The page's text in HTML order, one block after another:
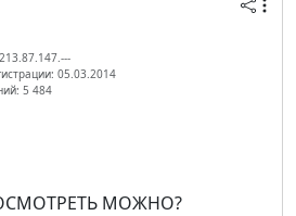
05.03.2014
5 484
МОЖНО?